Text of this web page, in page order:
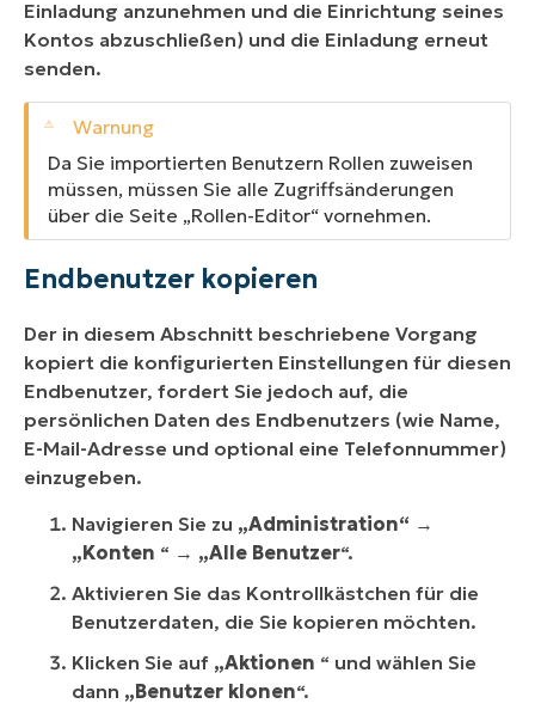
Einladung anzunehmen und die Einrichtung seines
Kontos abzuschließen) und die Einladung erneut
senden.
Da Sie importierten Benutzern Rollen zuweisen
müssen, müssen Sie alle Zugriffsänderungen
über die Seite „Rollen-Editor“ vornehmen.
Endbenutzer kopieren
Der in diesem Abschnitt beschriebene Vorgang
kopiert die konfigurierten Einstellungen für diesen
Endbenutzer, fordert Sie jedoch auf, die
persönlichen Daten des Endbenutzers (wie Name,
E-Mail-Adresse und optional eine Telefonnummer)
einzugeben.
Navigieren Sie zu „Administration“ →
„Konten “ → „Alle Benutzer“.
Aktivieren Sie das Kontrollkästchen für die
Benutzerdaten, die Sie kopieren möchten.
Klicken Sie auf „Aktionen “ und wählen Sie
dann „Benutzer klonen“.